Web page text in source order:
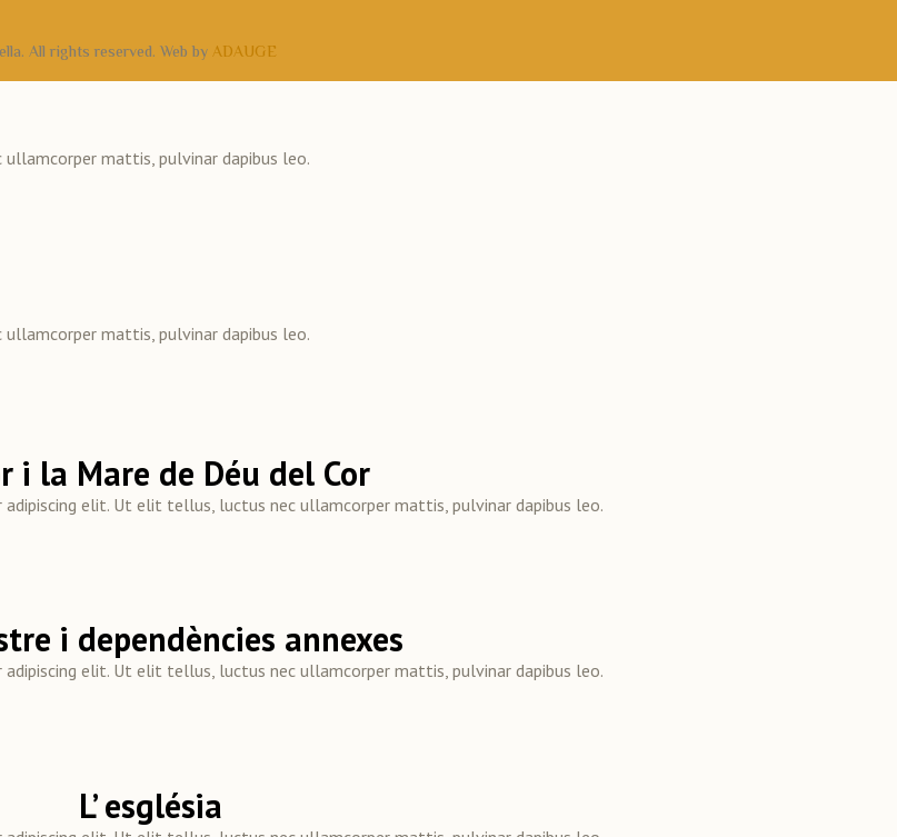
All rights reserved. Web byADAUGE
mattis, pulvinar dapibus leo.
mattis, pulvinar dapibus leo.
i la Mare de Déu del Cor
elit. Ut elit tellus, luctus nec ullamcorper mattis, pulvinar dapibus leo.
i dependències annexes
elit. Ut elit tellus, luctus nec ullamcorper mattis, pulvinar dapibus leo.
L’ església